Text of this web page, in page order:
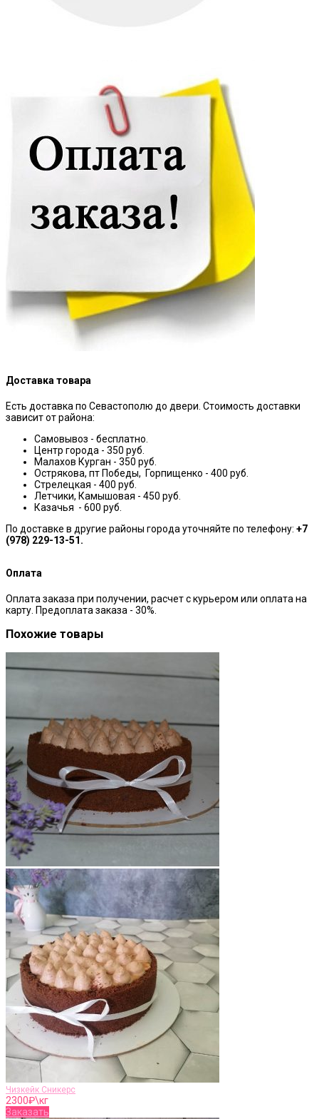
Доставка товара
Есть доставка по Севастополю до двери. Стоимость доставки
зависит от района:
Самовывоз - бесплатно.
Центр города - 350 руб.
Малахов Курган - 350 руб.
Острякова, пт Победы, Горпищенко - 400 руб.
Стрелецкая - 400 руб.
Летчики, Камышовая - 450 руб.
Казачья - 600 руб.
По доставке в другие районы города уточняйте по телефону: +7
(978) 229-13-51.
Оплата
Оплата заказа при получении, расчет с курьером или оплата на
карту. Предоплата заказа - 30%.
Похожие товары
Чизкейк Сникерс
2300₽\кг
Заказать